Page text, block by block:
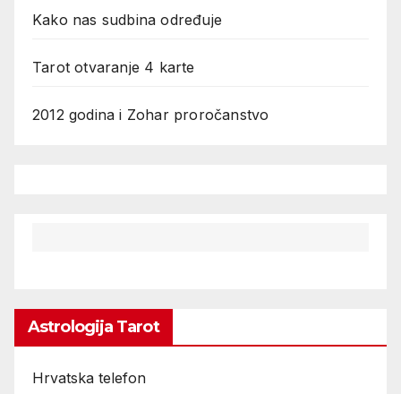
Kako nas sudbina određuje
Tarot otvaranje 4 karte
2012 godina i Zohar proročanstvo
Astrologija Tarot
Hrvatska telefon